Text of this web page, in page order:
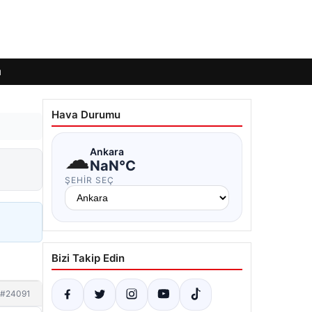
#24091
Hava Durumu
☁Ankara
NaN°C
ŞEHIR SEÇ
Bizi Takip Edin